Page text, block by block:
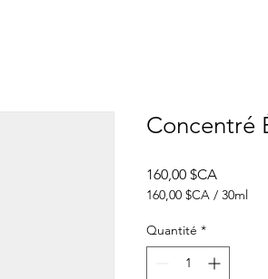
Concentré
160,00 $CAPrix
160,00 $CA / 30ml
pour
30
Millilitres
Quantité *